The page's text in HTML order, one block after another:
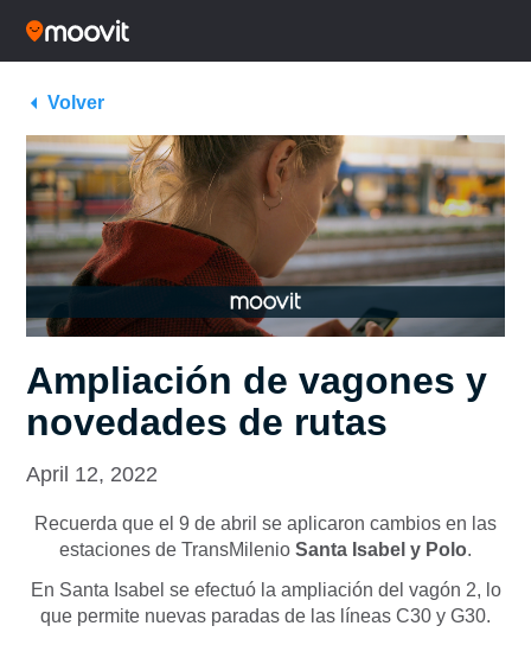
Volver
Ampliación de vagones y
novedades de rutas
April 12, 2022
Recuerda que el 9 de abril se aplicaron cambios en las
estaciones de TransMilenio Santa Isabel y Polo.
En Santa Isabel se efectuó la ampliación del vagón 2, lo
que permite nuevas paradas de las líneas C30 y G30.